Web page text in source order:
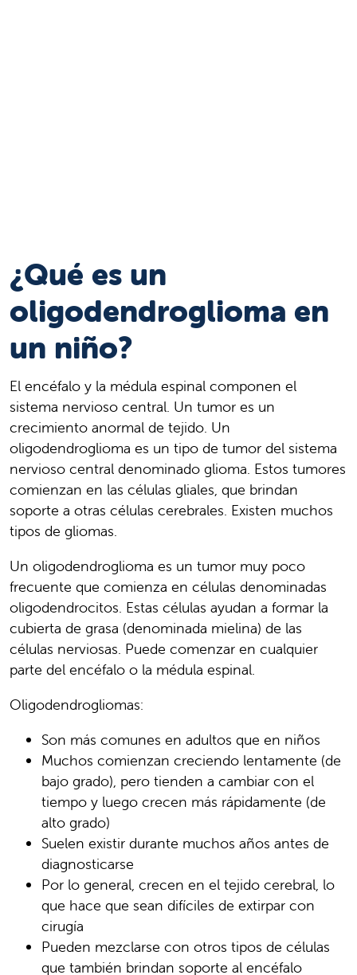
¿Qué es un
oligodendroglioma en
un niño?
El encéfalo y la médula espinal componen el
sistema nervioso central. Un tumor es un
crecimiento anormal de tejido. Un
oligodendroglioma es un tipo de tumor del sistema
nervioso central denominado glioma. Estos tumores
comienzan en las células gliales, que brindan
soporte a otras células cerebrales. Existen muchos
tipos de gliomas.
Un oligodendroglioma es un tumor muy poco
frecuente que comienza en células denominadas
oligodendrocitos. Estas células ayudan a formar la
cubierta de grasa (denominada mielina) de las
células nerviosas. Puede comenzar en cualquier
parte del encéfalo o la médula espinal.
Oligodendrogliomas:
Son más comunes en adultos que en niños
Muchos comienzan creciendo lentamente (de
bajo grado), pero tienden a cambiar con el
tiempo y luego crecen más rápidamente (de
alto grado)
Suelen existir durante muchos años antes de
diagnosticarse
Por lo general, crecen en el tejido cerebral, lo
que hace que sean difíciles de extirpar con
cirugía
Pueden mezclarse con otros tipos de células
que también brindan soporte al encéfalo